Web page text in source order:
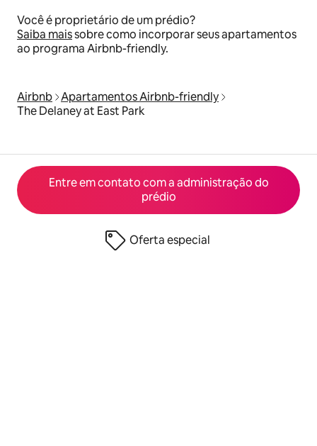
Entre em contato com a administração do
prédio
Oferta especial
Você é proprietário de um prédio?
Saiba maissobre como incorporar seus apartamentos
ao programa Airbnb-friendly.
Airbnb Apartamentos Airbnb-friendly
The Delaney at East Park